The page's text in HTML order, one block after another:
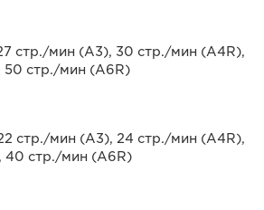
стр./мин (A3), 30 стр./мин (A4R),
50 стр./мин (A6R)
стр./мин (A3), 24 стр./мин (A4R),
40 стр./мин (A6R)